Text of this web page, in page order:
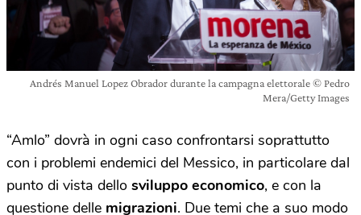
Andrés Manuel Lopez Obrador durante la campagna elettorale © Pedro
Mera/Getty Images
“Amlo” dovrà in ogni caso confrontarsi soprattutto
con i problemi endemici del Messico, in particolare dal
punto di vista dello sviluppo economico, e con la
questione delle migrazioni. Due temi che a suo modo